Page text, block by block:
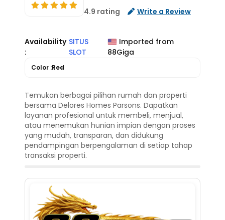
4.9 rating Write a Review
Availability
:
SITUS
SLOT
Imported from
88Giga
Color :Red
Temukan berbagai pilihan rumah dan properti
bersama Delores Homes Parsons. Dapatkan
layanan profesional untuk membeli, menjual,
atau menemukan hunian impian dengan proses
yang mudah, transparan, dan didukung
pendampingan berpengalaman di setiap tahap
transaksi properti.